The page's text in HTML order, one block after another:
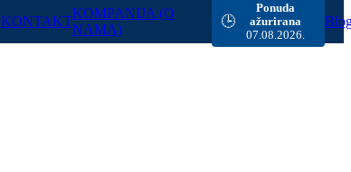
KONTAKT
KOMPANIJA (O
NAMA)
🕒
Ponuda
ažurirana
07.08.2026.